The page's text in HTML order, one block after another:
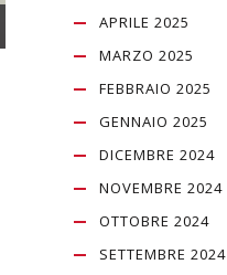
APRILE 2025
MARZO 2025
FEBBRAIO 2025
GENNAIO 2025
DICEMBRE 2024
NOVEMBRE 2024
OTTOBRE 2024
SETTEMBRE 2024